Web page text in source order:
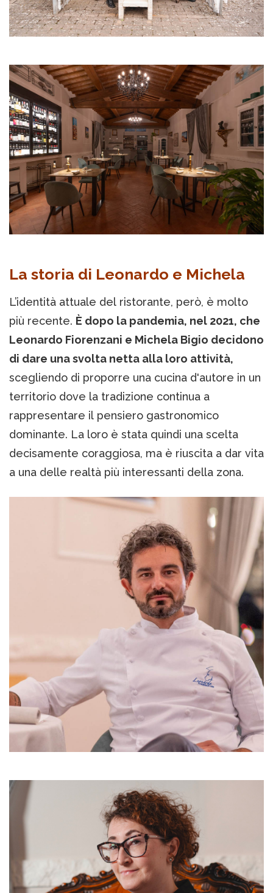
La storia di Leonardo e Michela
L’identità attuale del ristorante, però, è molto
più recente. È dopo la pandemia, nel 2021, che
Leonardo Fiorenzani e Michela Bigio decidono
di dare una svolta netta alla loro attività,
scegliendo di proporre una cucina d'autore in un
territorio dove la tradizione continua a
rappresentare il pensiero gastronomico
dominante. La loro è stata quindi una scelta
decisamente coraggiosa, ma è riuscita a dar vita
a una delle realtà più interessanti della zona.